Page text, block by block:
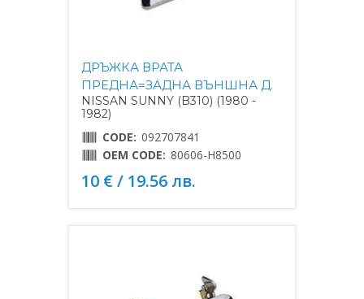
ДРЪЖКА ВРАТА
ПРЕДНА=ЗАДНА ВЪНШНА Д.
NISSAN SUNNY (B310) (1980 -
1982)
CODE: 092707841
OEM CODE: 80606-H8500
10 € / 19.56 лв.